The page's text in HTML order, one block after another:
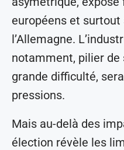
européens et
l’Allemagne.
notamment, pilier de
grande difficulté,
pressions.
Mais au-delà des
élection révèle les